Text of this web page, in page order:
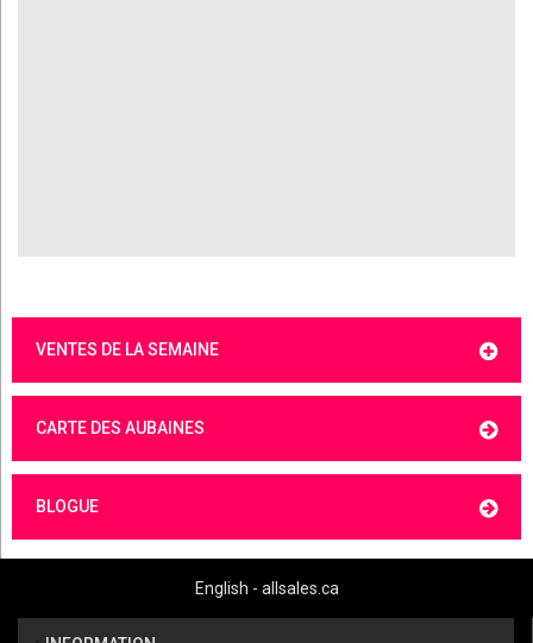
VENTES DE LA SEMAINE
CARTE DES AUBAINES
BLOGUE
English - allsales.ca